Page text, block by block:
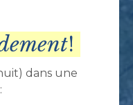
!
dans une